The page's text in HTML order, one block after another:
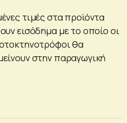
τιμές στα προϊόντα
εισόδημα με το οποίο οι
θα
στην παραγωγική